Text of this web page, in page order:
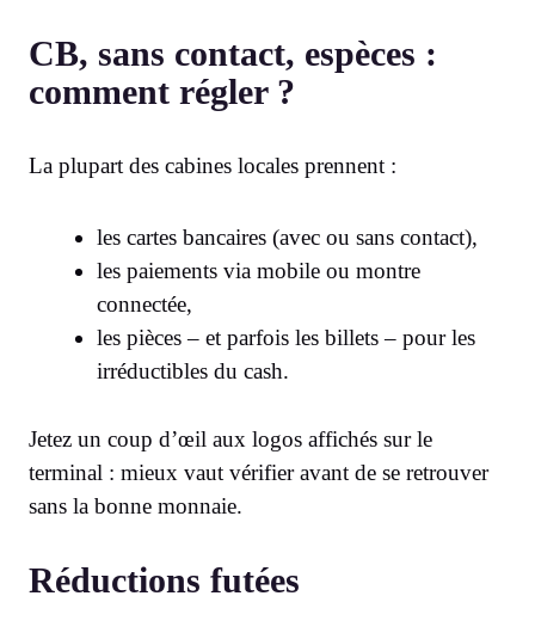
CB, sans contact, espèces :
comment régler ?
La plupart des cabines locales prennent :
les cartes bancaires (avec ou sans contact),
les paiements via mobile ou montre
connectée,
les pièces – et parfois les billets – pour les
irréductibles du cash.
Jetez un coup d’œil aux logos affichés sur le
terminal : mieux vaut vérifier avant de se retrouver
sans la bonne monnaie.
Réductions futées